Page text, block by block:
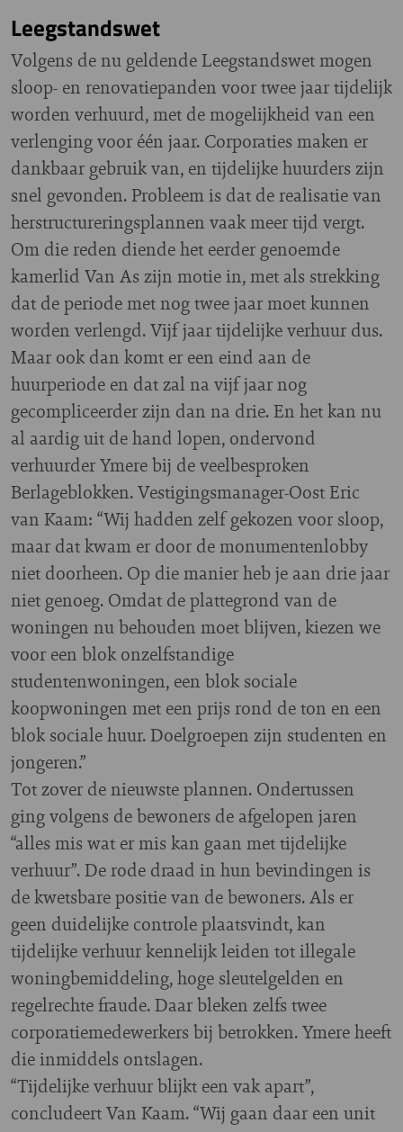
Leegstandswet
Volgens de nu geldende Leegstandswet mogen
sloop- en renovatiepanden voor twee jaar tijdelijk
worden verhuurd, met de mogelijkheid van een
verlenging voor één jaar. Corporaties maken er
dankbaar gebruik van, en tijdelijke huurders zijn
snel gevonden. Probleem is dat de realisatie van
herstructureringsplannen vaak meer tijd vergt.
Om die reden diende het eerder genoemde
kamerlid Van As zijn motie in, met als strekking
dat de periode met nog twee jaar moet kunnen
worden verlengd. Vijf jaar tijdelijke verhuur dus.
Maar ook dan komt er een eind aan de
huurperiode en dat zal na vijf jaar nog
gecompliceerder zijn dan na drie. En het kan nu
al aardig uit de hand lopen, ondervond
verhuurder Ymere bij de veelbesproken
Berlageblokken. Vestigingsmanager-Oost Eric
van Kaam: “Wij hadden zelf gekozen voor sloop,
maar dat kwam er door de monumentenlobby
niet doorheen. Op die manier heb je aan drie jaar
niet genoeg. Omdat de plattegrond van de
woningen nu behouden moet blijven, kiezen we
voor een blok onzelfstandige
studentenwoningen, een blok sociale
koopwoningen met een prijs rond de ton en een
blok sociale huur. Doelgroepen zijn studenten en
jongeren.”
Tot zover de nieuwste plannen. Ondertussen
ging volgens de bewoners de afgelopen jaren
“alles mis wat er mis kan gaan met tijdelijke
verhuur”. De rode draad in hun bevindingen is
de kwetsbare positie van de bewoners. Als er
geen duidelijke controle plaatsvindt, kan
tijdelijke verhuur kennelijk leiden tot illegale
woningbemiddeling, hoge sleutelgelden en
regelrechte fraude. Daar bleken zelfs twee
corporatiemedewerkers bij betrokken. Ymere heeft
die inmiddels ontslagen.
“Tijdelijke verhuur blijkt een vak apart”,
concludeert Van Kaam. “Wij gaan daar een unit